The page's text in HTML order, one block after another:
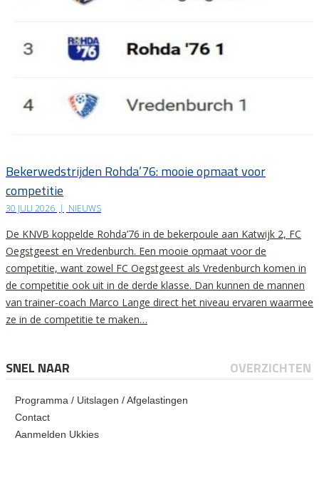
Bekerwedstrijden Rohda’76: mooie opmaat voor
competitie
30 JULI 2026 | NIEUWS
De KNVB koppelde Rohda’76 in de bekerpoule aan Katwijk 2, FC
Oegstgeest en Vredenburch. Een mooie opmaat voor de
competitie, want zowel FC Oegstgeest als Vredenburch komen in
de competitie ook uit in de derde klasse. Dan kunnen de mannen
van trainer-coach Marco Lange direct het niveau ervaren waarmee
ze in de competitie te maken…
SNEL NAAR OVERZICHTEN
Programma / Uitslagen / Afgelastingen
Contact
Aanmelden Ukkies